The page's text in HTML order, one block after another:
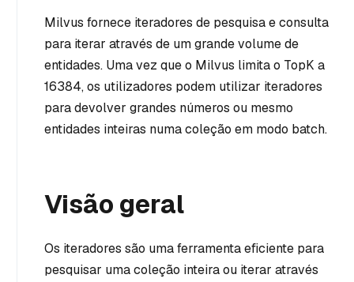
Milvus fornece iteradores de pesquisa e consulta
para iterar através de um grande volume de
entidades. Uma vez que o Milvus limita o TopK a
16384, os utilizadores podem utilizar iteradores
para devolver grandes números ou mesmo
entidades inteiras numa coleção em modo batch.
Visão geral
Os iteradores são uma ferramenta eficiente para
pesquisar uma coleção inteira ou iterar através